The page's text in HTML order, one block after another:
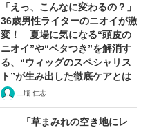
「えっ、こんなに変わるの？」
36歳男性ライターのニオイが激
変！ 夏場に気になる“頭皮の
ニオイ”や“ベタつき”を解消す
る、“ウィッグのスペシャリス
ト”が生み出した徹底ケアとは
二瓶 仁志
「草まみれの空き地にレ